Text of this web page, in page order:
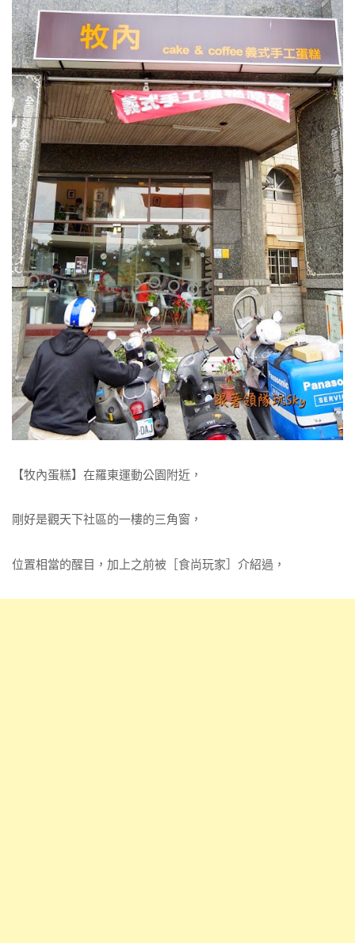
【牧內蛋糕】在羅東運動公園附近，
剛好是觀天下社區的一樓的三角窗，
位置相當的醒目，加上之前被［食尚玩家］介紹過，